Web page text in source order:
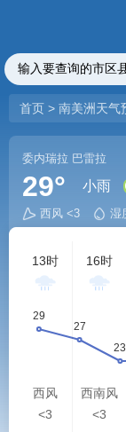
首页 > 南美洲天气
委内瑞拉 巴雷拉
29° 小雨
西风 <3 湿
13时
西风
<3
16时
西南风
<3